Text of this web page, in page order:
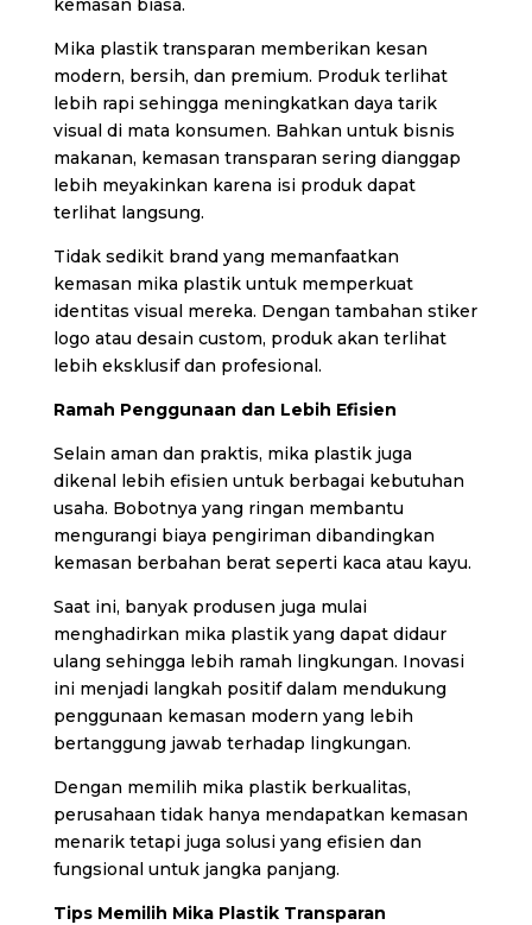
kemasan biasa.
Mika plastik transparan memberikan kesan
modern, bersih, dan premium. Produk terlihat
lebih rapi sehingga meningkatkan daya tarik
visual di mata konsumen. Bahkan untuk bisnis
makanan, kemasan transparan sering dianggap
lebih meyakinkan karena isi produk dapat
terlihat langsung.
Tidak sedikit brand yang memanfaatkan
kemasan mika plastik untuk memperkuat
identitas visual mereka. Dengan tambahan stiker
logo atau desain custom, produk akan terlihat
lebih eksklusif dan profesional.
Ramah Penggunaan dan Lebih Efisien
Selain aman dan praktis, mika plastik juga
dikenal lebih efisien untuk berbagai kebutuhan
usaha. Bobotnya yang ringan membantu
mengurangi biaya pengiriman dibandingkan
kemasan berbahan berat seperti kaca atau kayu.
Saat ini, banyak produsen juga mulai
menghadirkan mika plastik yang dapat didaur
ulang sehingga lebih ramah lingkungan. Inovasi
ini menjadi langkah positif dalam mendukung
penggunaan kemasan modern yang lebih
bertanggung jawab terhadap lingkungan.
Dengan memilih mika plastik berkualitas,
perusahaan tidak hanya mendapatkan kemasan
menarik tetapi juga solusi yang efisien dan
fungsional untuk jangka panjang.
Tips Memilih Mika Plastik Transparan